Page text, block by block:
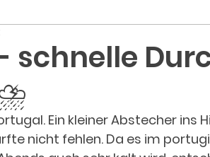
schnelle
Ein kleiner Abstecher
nicht fehlen. Da es im